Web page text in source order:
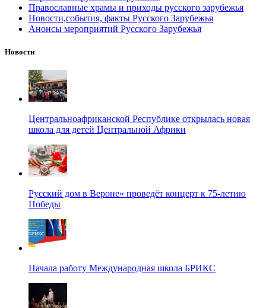
Православные храмы и приходы русского зарубежья
Новости,события, факты Русского Зарубежья
Анонсы мероприятий Русского Зарубежья
Новости
Центральноафриканской Республике открылась новая
школа для детей Центральной Африки
Русский дом в Вероне» проведёт концерт к 75-летию
Победы
Начала работу Международная школа БРИКС